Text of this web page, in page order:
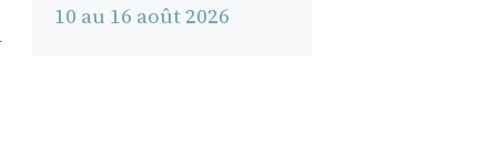
10 au 16 août 2026